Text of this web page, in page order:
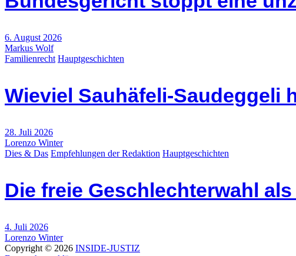
6. August 2026
Markus Wolf
Familienrecht Hauptgeschichten
Wieviel Sauhäfeli-Saudeggeli
28. Juli 2026
Lorenzo Winter
Dies & Das Empfehlungen der Redaktion Hauptgeschichten
Die freie Geschlechterwahl
4. Juli 2026
Lorenzo Winter
Copyright © 2026 INSIDE-JUSTIZ